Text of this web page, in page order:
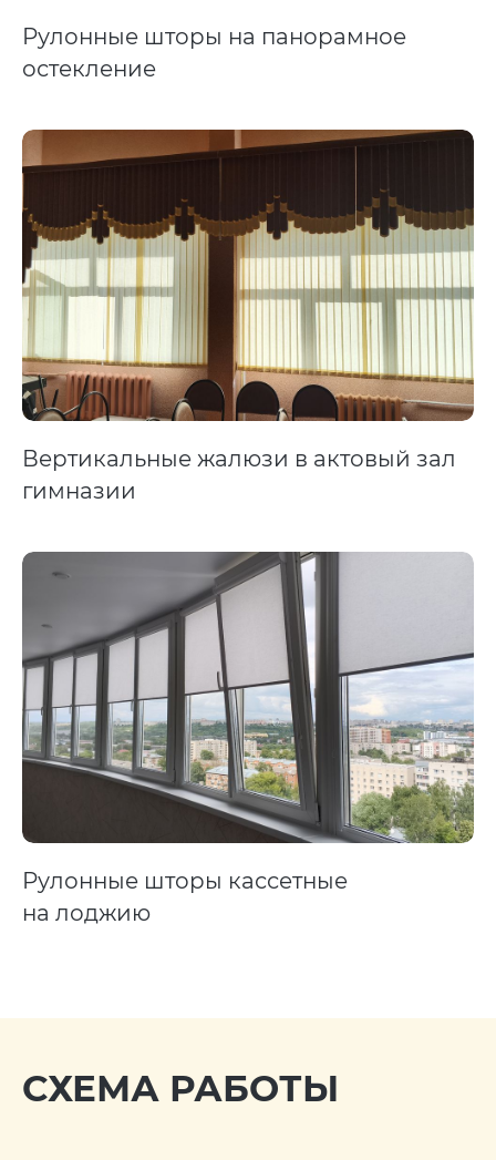
Рулонные шторы на панорамное
остекление
Вертикальные жалюзи в актовый зал
гимназии
Рулонные шторы кассетные
на лоджию
СХЕМА РАБОТЫ